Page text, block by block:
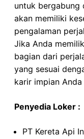
untuk bergabung
akan memiliki
pengalaman
Jika Anda
bagian dari
yang sesuai
karir impian Anda
Penyedia Loker :
PT Kereta Api